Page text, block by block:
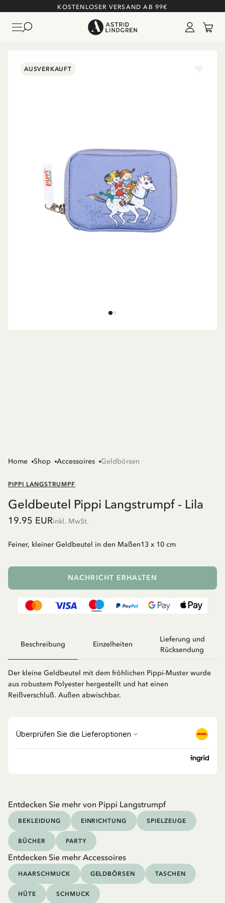
KOSTENLOSER VERSAND AB 99€
AUSVERKAUFT
Home Shop Accessoires Geldbörsen
PIPPI LANGSTRUMPF
Geldbeutel Pippi Langstrumpf - Lila
19.95 EURinkl. MwSt.
Feiner, kleiner Geldbeutel in den Maßen13 x 10 cm
NACHRICHT ERHALTEN
Beschreibung Einzelheiten
Lieferung und
Rücksendung
Der kleine Geldbeutel mit dem fröhlichen Pippi-Muster wurde
aus robustem Polyester hergestellt und hat einen
Reißverschluß. Außen abwischbar.
Entdecken Sie mehr von Pippi Langstrumpf
BEKLEIDUNG EINRICHTUNG SPIELZEUGE
BÜCHER PARTY
Entdecken Sie mehr Accessoires
HAARSCHMUCK GELDBÖRSEN TASCHEN
HÜTE SCHMUCK